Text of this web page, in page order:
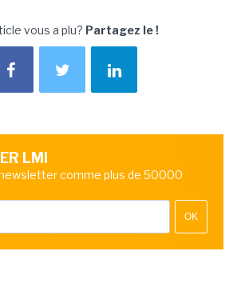
vous a plu? Partagez le !
LMI
comme plus de 50000
OK